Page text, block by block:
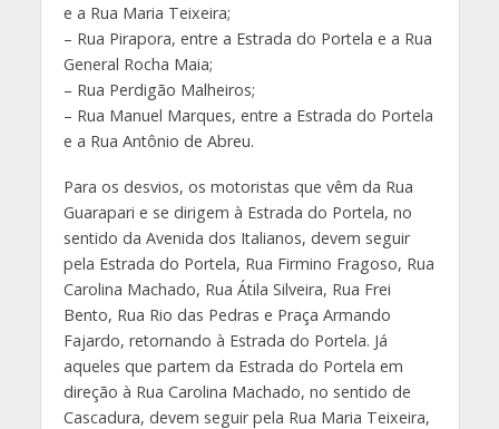
e a Rua Maria Teixeira;
– Rua Pirapora, entre a Estrada do Portela e a Rua
General Rocha Maia;
– Rua Perdigão Malheiros;
– Rua Manuel Marques, entre a Estrada do Portela
e a Rua Antônio de Abreu.
Para os desvios, os motoristas que vêm da Rua
Guarapari e se dirigem à Estrada do Portela, no
sentido da Avenida dos Italianos, devem seguir
pela Estrada do Portela, Rua Firmino Fragoso, Rua
Carolina Machado, Rua Átila Silveira, Rua Frei
Bento, Rua Rio das Pedras e Praça Armando
Fajardo, retornando à Estrada do Portela. Já
aqueles que partem da Estrada do Portela em
direção à Rua Carolina Machado, no sentido de
Cascadura, devem seguir pela Rua Maria Teixeira,